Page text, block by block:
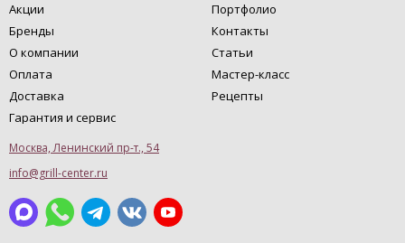
Акции
Бренды
О компании
Оплата
Доставка
Гарантия и сервис
Портфолио
Контакты
Статьи
Мастер-класс
Рецепты
Москва, Ленинский пр-т., 54
info@grill-center.ru